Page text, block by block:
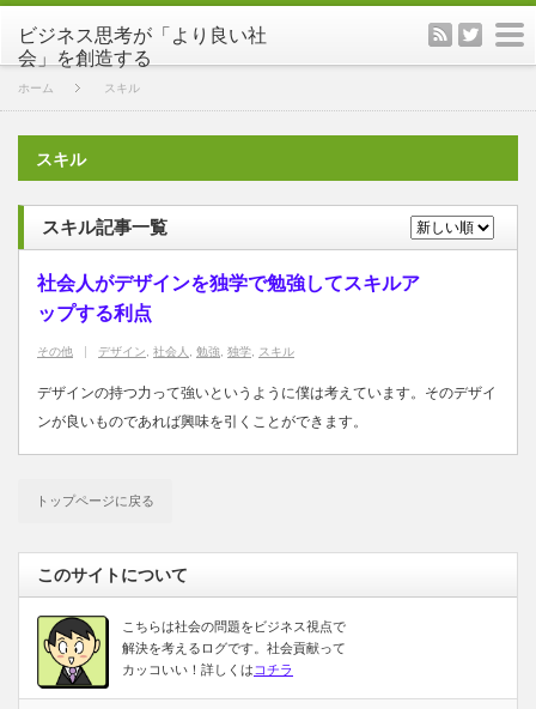
rss twitter
ホーム スキル
スキル
スキル記事一覧
社会人がデザインを独学で勉強してスキルア
ップする利点
その他 デザイン 社会人 勉強 独学 スキル
デザインの持つ力って強いというように僕は考えています。そのデザイ
ンが良いものであれば興味を引くことができます。
トップページに戻る
このサイトについて
こちらは社会の問題をビジネス視点で
解決を考えるログです。社会貢献って
カッコいい！詳しくは コチラ